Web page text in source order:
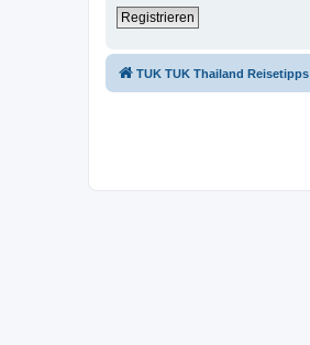
Registrieren
TUK TUK Thailand Reisetipps